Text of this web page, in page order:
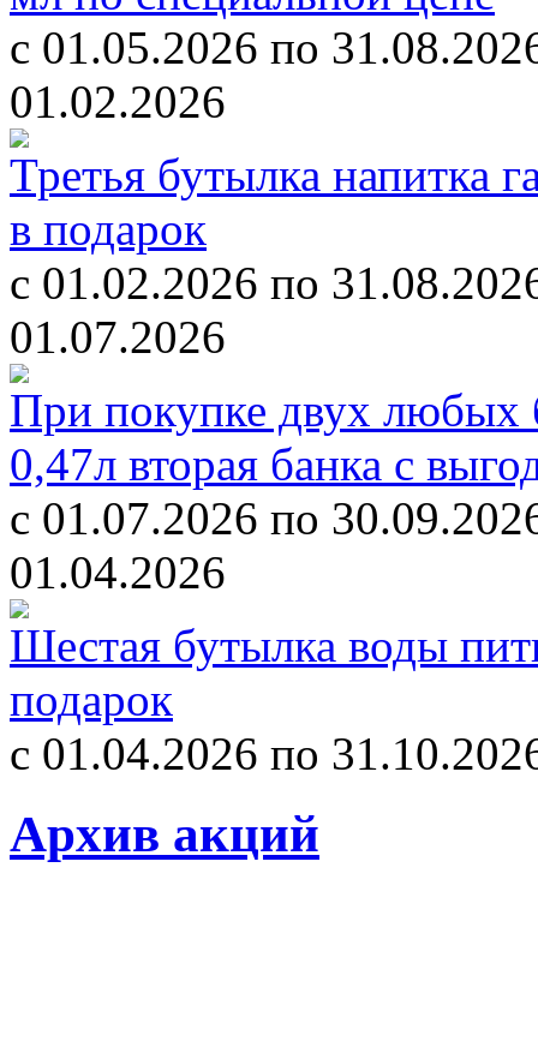
с 01.05.2026 по
01.02.2026
Третья бутылка напитка
в подарок
c 01.02.2026 по
01.07.2026
При покупке двух любых
0,47л вторая банка с
с 01.07.2026 по
01.04.2026
Шестая бутылка воды
подарок
с 01.04.2026 по
Архив акций